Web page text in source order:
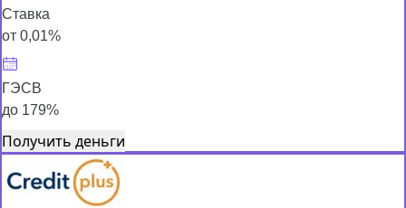
Ставка
от 0,01%
ГЭСВ
до 179%
Получить деньги